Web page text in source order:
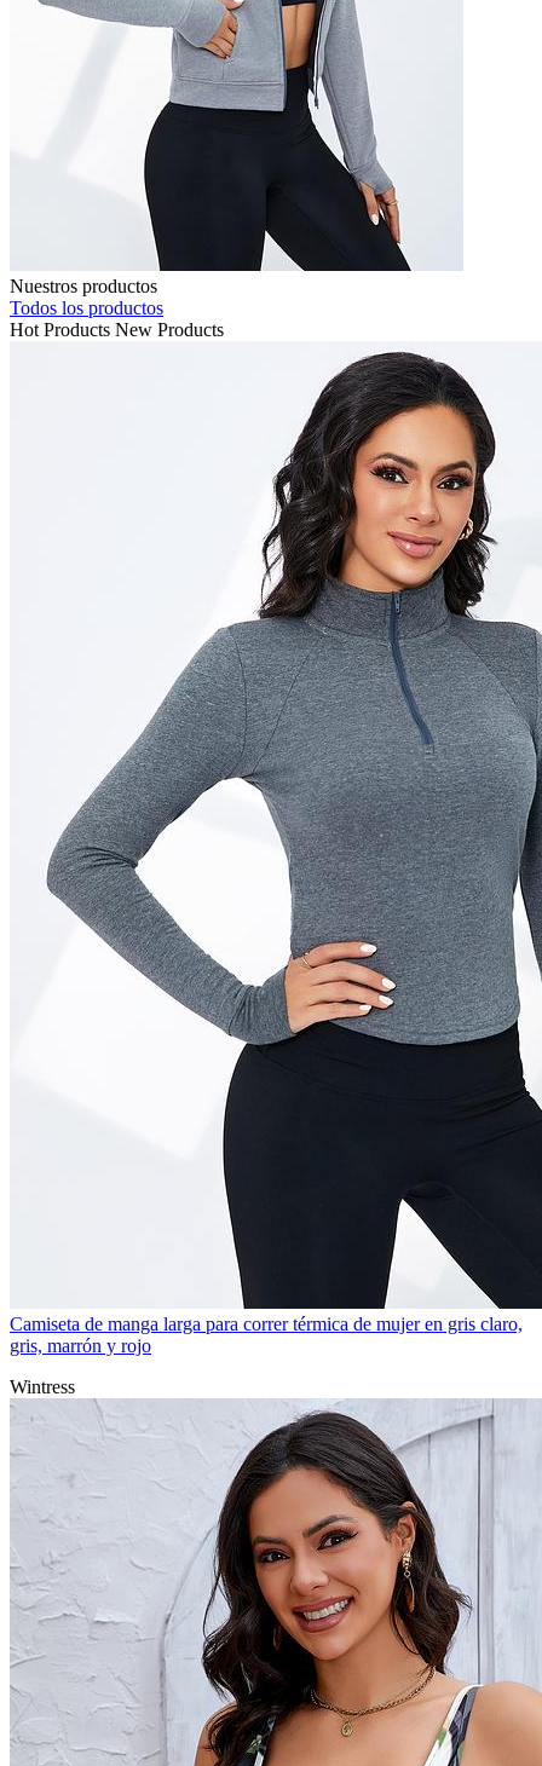
Nuestros productos
Todos los productos
Hot Products New Products
Camiseta de manga larga para correr térmica de mujer en gris claro,
gris, marrón y rojo
Wintress